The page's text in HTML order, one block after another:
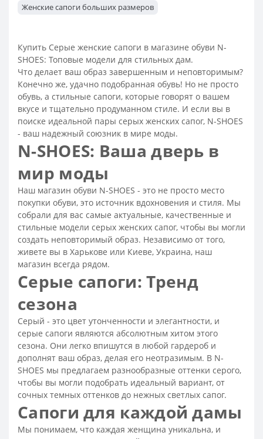
Женские сапоги больших размеров
Женские сапоги на платформе
Сапоги черные женские
Сапоги бежевые женские
Сапоги высокие женские
Теплые сапоги женские
Модные сапоги 2026 женские
Сапоги весенние женские
Классические женские сапоги
Женские сапоги на каблуке
Сапоги женские замшевые
Женские кожаные сапоги
Модные зимние сапоги женские
Зимние сапоги остроносые женские
Зимние сапоги на платформе
Зимние сапоги женские на низкой подошве
Теплые сапоги на зиму женские
Классические зимние сапоги женские
Сапоги зимние женские - распродажа со скидкой
Купить сапоги зимние женские кожаные недорого
Сапоги зимние женские кожаные
Зимние сапоги женские
Модные сапожки осень
Сапоги женские осенние - распродажа
Женские осенние сапоги на низком каблуке
Сапоги осенние женские кожаные
Сапоги кожаные женские демисезонные
Сапоги замшевые демисезонные женские
Сапоги демисезонные женские без каблука
Купить Серые женские сапоги в магазине обуви N-
SHOES: Топовые модели для стильных дам.
Что делает ваш образ завершенным и неповторимым?
Конечно же, удачно подобранная обувь! Но не просто
обувь, а стильные сапоги, которые говорят о вашем
вкусе и тщательно продуманном стиле. И если вы в
поиске идеальной пары серых женских сапог, N-SHOES
- ваш надежный союзник в мире моды.
N-SHOES: Ваша дверь в
мир моды
Наш магазин обуви N-SHOES - это не просто место
покупки обуви, это источник вдохновения и стиля. Мы
собрали для вас самые актуальные, качественные и
стильные модели серых женских сапог, чтобы вы могли
создать неповторимый образ. Независимо от того,
живете вы в Харькове или Киеве, Украина, наш
магазин всегда рядом.
Серые сапоги: Тренд
сезона
Серый - это цвет утонченности и элегантности, и
серые сапоги являются абсолютным хитом этого
сезона. Они легко впишутся в любой гардероб и
дополнят ваш образ, делая его неотразимым. В N-
SHOES мы предлагаем разнообразные оттенки серого,
чтобы вы могли подобрать идеальный вариант, от
сочных темных оттенков до нежных светлых сапог.
Сапоги для каждой дамы
Мы понимаем, что каждая женщина уникальна, и